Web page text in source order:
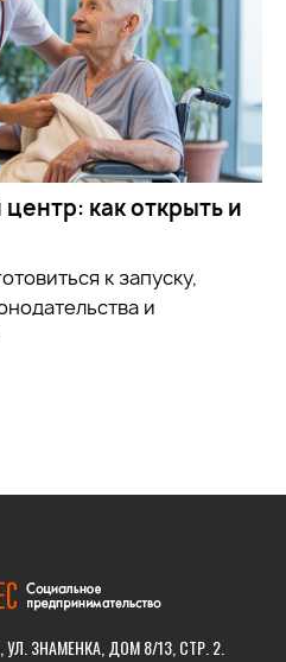
как открыть и
к запуску,
и
УЛ. ЗНАМЕНКА, ДОМ 8/13, СТР. 2.